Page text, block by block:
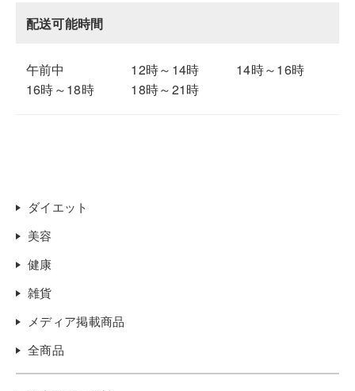
配送可能時間
午前中 12時～14時
14時～16時
16時～18時
18時～21時
ダイエット
美容
健康
雑貨
メディア掲載商品
全商品